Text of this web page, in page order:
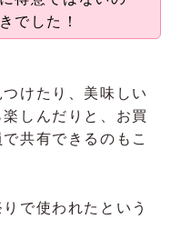
でした！
けたり、美味しい
しんだりと、お買
共有できるのもこ
で使われたという